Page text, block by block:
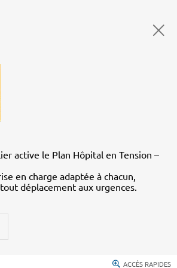
active le Plan Hôpital en Tension –
en charge adaptée à chacun,
déplacement aux urgences.
ACCÈS RAPIDES